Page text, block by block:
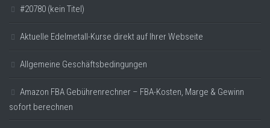
#20780 (kein Titel)
Aktuelle Edelmetall-Kurse direkt auf Ihrer Webseite
Allgemeine Geschäftsbedingungen
Amazon FBA Gebührenrechner – FBA-Kosten, Marge & Gewinn
sofort berechnen